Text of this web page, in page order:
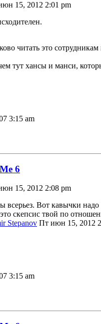
15, 2012 2:01 pm
читать это
тут хансы и манси,
3:15 am
6
15, 2012 2:08 pm
всерьез. Вот кавычки
скепсис твой по
Stepanov Пт июн 15, 2012
3:15 am